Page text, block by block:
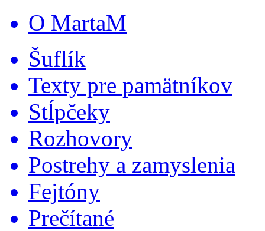
O MartaM
Šuflík
Texty pre pamätníkov
Stĺpčeky
Rozhovory
Postrehy a zamyslenia
Fejtóny
Prečítané